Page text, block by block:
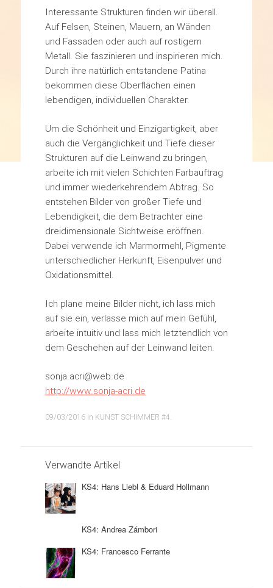
Interessante Strukturen finden wir überall.
Auf Felsen, Steinen, Mauern, an Wänden
und Fassaden oder auch auf rostigem
Metall. Sie faszinieren und inspirieren mich.
Durch ihre natürlich entstandene Patina
bekommen diese Oberflächen einen
lebendigen, individuellen Charakter.
Um die Schönheit und Einzigartigkeit, aber
auch die Vergänglichkeit und Tiefe dieser
Strukturen auf die Leinwand zu bringen,
arbeite ich mit vielen Schichten Farbauftrag
und immer wiederkehrendem Abtrag. So
entstehen Bilder von großer Tiefe und
Lebendigkeit, die dem Betrachter eine
dreidimensionale Sichtweise eröffnen.
Dabei verwende ich Marmormehl, Pigmente
unterschiedlicher Herkunft, Eisenpulver und
Oxidationsmittel.
Ich plane meine Bilder nicht, ich lass mich
auf sie ein, verlasse mich auf mein Gefühl,
arbeite intuitiv und lass mich letztendlich von
dem Geschehen auf der Leinwand leiten.
sonja.acri@web.de
http://www.sonja-acri.de
09/03/2016in KUNST SCHIMMER #4.
Verwandte Artikel
KS4: Hans Liebl & Eduard Hollmann
KS4: Andrea Zámbori
KS4: Francesco Ferrante